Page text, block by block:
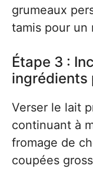
grumeaux
tamis pour un
Étape 3 :
ingrédients
Verser le lait
continuant à
fromage de
coupées